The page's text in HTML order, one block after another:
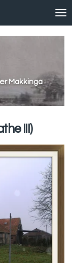
Makkinga
III)